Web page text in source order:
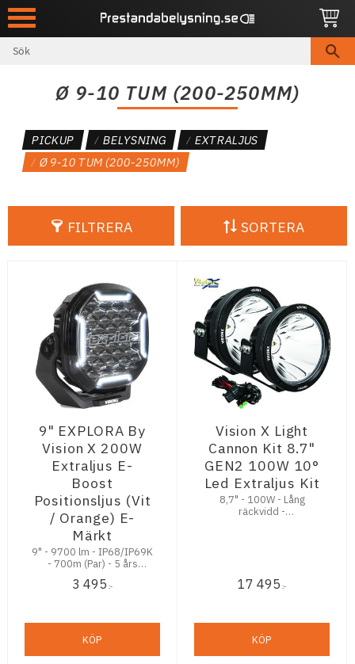
Meny
Ø 9-10 TUM (200-250MM)
PICKUP BELYSNING
EXTRALJUS
Ø 9-10 TUM (200-250MM)
FILTRERA SORTERA
9" EXPLORA By
Vision X 200W
Extraljus E-
Boost
Positionsljus (Vit
/ Orange) E-
Märkt
9" - 9700 lm - IP68/IP69K
- 700m (Par) - 5 års
3 495 :-
KÖP
Vision X Light
Cannon Kit 8.7"
GEN2 100W 10°
Led Extraljus Kit
8,7" - 100W - Lång
räckvidd -
17 495 :-
KÖP